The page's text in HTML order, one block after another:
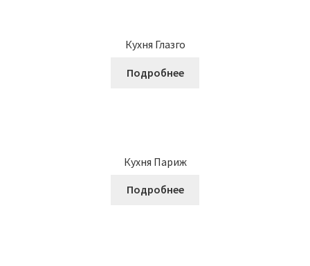
Кухня Глазго
Подробнее
Кухня Париж
Подробнее